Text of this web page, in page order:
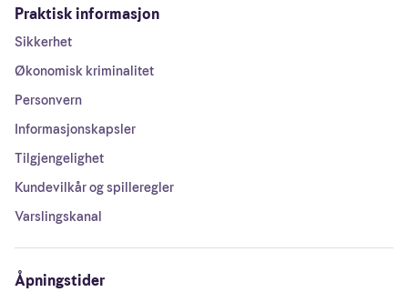
Praktisk informasjon
Sikkerhet
Økonomisk kriminalitet
Personvern
Informasjonskapsler
Tilgjengelighet
Kundevilkår og spilleregler
Varslingskanal
Åpningstider